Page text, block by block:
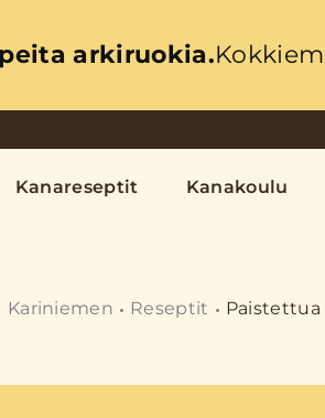
arkiruokia.
Kanareseptit Kanakoulu
Kariniemen Reseptit